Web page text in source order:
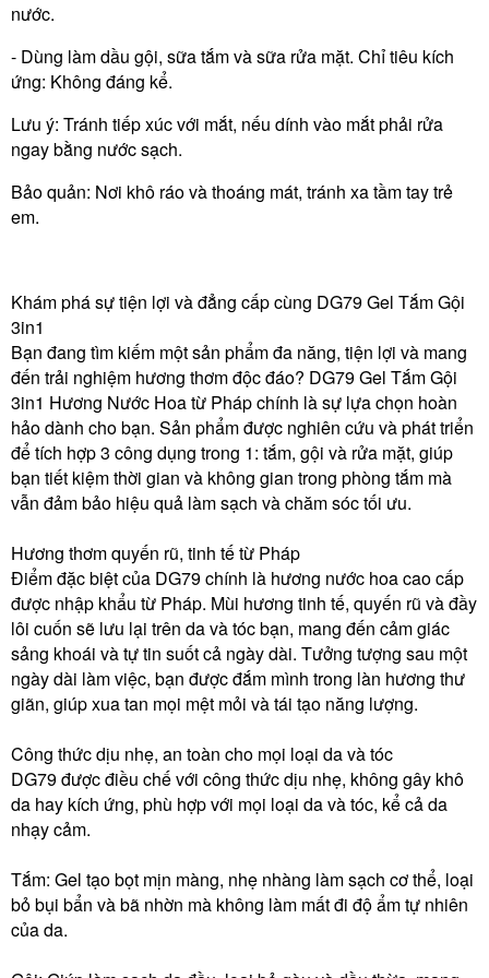
nước.
- Dùng làm dầu gội, sữa tắm và sữa rửa mặt. Chỉ tiêu kích
ứng: Không đáng kể.
Lưu ý: Tránh tiếp xúc với mắt, nếu dính vào mắt phải rửa
ngay bằng nước sạch.
Bảo quản: Nơi khô ráo và thoáng mát, tránh xa tầm tay trẻ
em.
Khám phá sự tiện lợi và đẳng cấp cùng DG79 Gel Tắm Gội
3in1
Bạn đang tìm kiếm một sản phẩm đa năng, tiện lợi và mang
đến trải nghiệm hương thơm độc đáo? DG79 Gel Tắm Gội
3in1 Hương Nước Hoa từ Pháp chính là sự lựa chọn hoàn
hảo dành cho bạn. Sản phẩm được nghiên cứu và phát triển
để tích hợp 3 công dụng trong 1: tắm, gội và rửa mặt, giúp
bạn tiết kiệm thời gian và không gian trong phòng tắm mà
vẫn đảm bảo hiệu quả làm sạch và chăm sóc tối ưu.
Hương thơm quyến rũ, tinh tế từ Pháp
Điểm đặc biệt của DG79 chính là hương nước hoa cao cấp
được nhập khẩu từ Pháp. Mùi hương tinh tế, quyến rũ và đầy
lôi cuốn sẽ lưu lại trên da và tóc bạn, mang đến cảm giác
sảng khoái và tự tin suốt cả ngày dài. Tưởng tượng sau một
ngày dài làm việc, bạn được đắm mình trong làn hương thư
giãn, giúp xua tan mọi mệt mỏi và tái tạo năng lượng.
Công thức dịu nhẹ, an toàn cho mọi loại da và tóc
DG79 được điều chế với công thức dịu nhẹ, không gây khô
da hay kích ứng, phù hợp với mọi loại da và tóc, kể cả da
nhạy cảm.
Tắm: Gel tạo bọt mịn màng, nhẹ nhàng làm sạch cơ thể, loại
bỏ bụi bẩn và bã nhờn mà không làm mất đi độ ẩm tự nhiên
của da.